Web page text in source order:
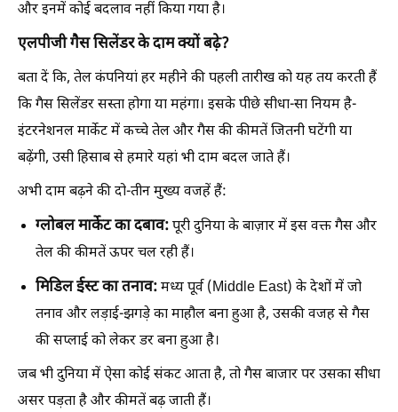
और इनमें कोई बदलाव नहीं किया गया है।
एलपीजी गैस सिलेंडर के दाम क्यों बढ़े?
बता दें कि, तेल कंपनियां हर महीने की पहली तारीख को यह तय करती हैं
कि गैस सिलेंडर सस्ता होगा या महंगा। इसके पीछे सीधा-सा नियम है-
इंटरनेशनल मार्केट में कच्चे तेल और गैस की कीमतें जितनी घटेंगी या
बढ़ेंगी, उसी हिसाब से हमारे यहां भी दाम बदल जाते हैं।
अभी दाम बढ़ने की दो-तीन मुख्य वजहें हैं:
ग्लोबल मार्केट का दबाव:पूरी दुनिया के बाज़ार में इस वक्त गैस और
तेल की कीमतें ऊपर चल रही हैं।
मिडिल ईस्ट का तनाव:मध्य पूर्व (Middle East) के देशों में जो
तनाव और लड़ाई-झगड़े का माहौल बना हुआ है, उसकी वजह से गैस
की सप्लाई को लेकर डर बना हुआ है।
जब भी दुनिया में ऐसा कोई संकट आता है, तो गैस बाजार पर उसका सीधा
असर पड़ता है और कीमतें बढ़ जाती हैं।